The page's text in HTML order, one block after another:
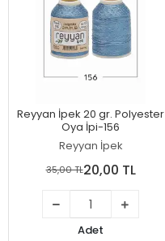
Reyyan İpek 20 gr. Polyester
Oya İpi-156
Reyyan İpek
35,00 TL20,00 TL
Adet